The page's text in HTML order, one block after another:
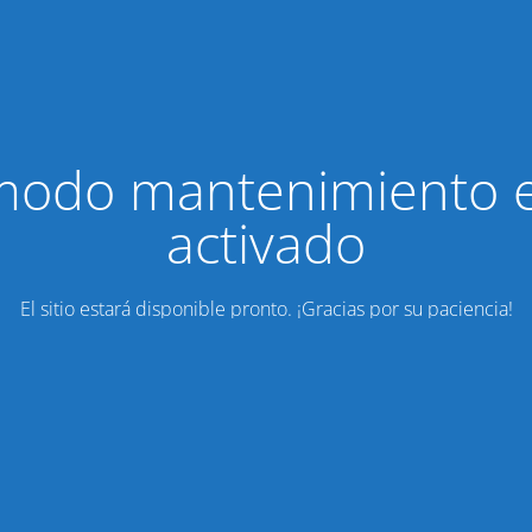
mantenimiento
activado
El sitio estará disponible pronto. ¡Gracias por su paciencia!